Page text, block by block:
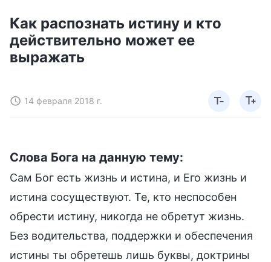
Как распознать истину и кто
действительно может ее
выражать
14 февраля 2018 г.
Слова Бога на данную тему:
Сам Бог есть жизнь и истина, и Его жизнь и
истина сосуществуют. Те, кто неспособен
обрести истину, никогда не обретут жизнь.
Без водительства, поддержки и обеспечения
истины ты обретешь лишь буквы, доктрины